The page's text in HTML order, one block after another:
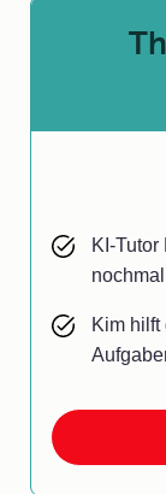
KI-Tutor
Kim